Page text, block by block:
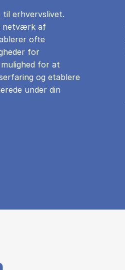
erhvervslivet.
netværk af
ofte
for
for at
og etablere
under din